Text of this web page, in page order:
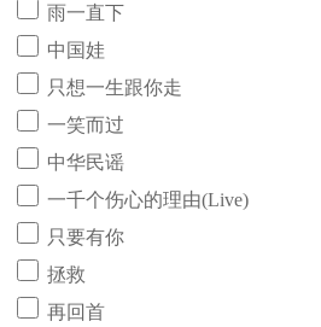
雨一直下
中国娃
只想一生跟你走
一笑而过
中华民谣
一千个伤心的理由(Live)
只要有你
拯救
再回首